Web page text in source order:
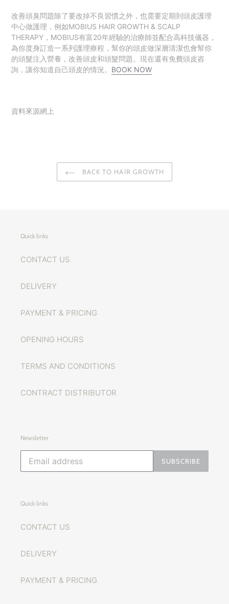
改善頭臭問題除了要改掉不良習慣之外，也需要定期到頭皮護理
中心做護理 ，例如MOBIUS HAIR GROWTH & SCALP
THERAPY，MOBIUS有富20年經驗的治療師並配合高科技儀器，
為你度身訂造一系列護理療程，幫你的頭皮做深層清潔也會幫你
的頭髮注入營養，改善頭皮和頭髮問題。現在還有免費頭皮咨
詢，讓你知道自己頭皮的情況。 BOOK NOW
資料來源網上
BACK TO HAIR GROWTH
Quick links
CONTACT US
DELIVERY
PAYMENT & PRICING
OPENING HOURS
TERMS AND CONDITIONS
CONTRACT DISTRIBUTOR
Newsletter
SUBSCRIBE
Quick links
CONTACT US
DELIVERY
PAYMENT & PRICING